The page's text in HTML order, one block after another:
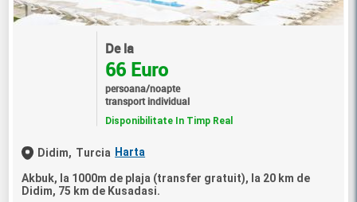
De la
66 Euro
persoana/noapte
transport individual
Disponibilitate In Timp Real
Didim, Turcia Harta
Akbuk, la 1000m de plaja (transfer gratuit), la 20 km de
Didim, 75 km de Kusadasi.